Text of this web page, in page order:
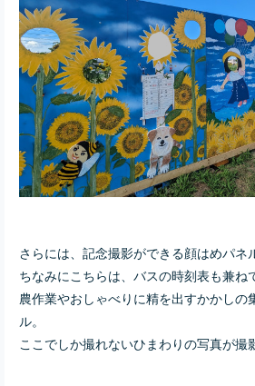
さらには、記念撮影ができる顔はめパネ
ちなみにこちらは、バスの時刻表も兼ね
農作業やおしゃべりに精を出すかかしの
ル。
ここでしか撮れないひまわりの写真が撮